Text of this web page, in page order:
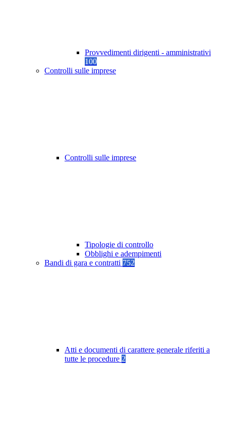
Provvedimenti dirigenti - amministrativi
100
Controlli sulle imprese
Controlli sulle imprese
Tipologie di controllo
Obblighi e adempimenti
Bandi di gara e contratti 752
Atti e documenti di carattere generale riferiti a
tutte le procedure 2